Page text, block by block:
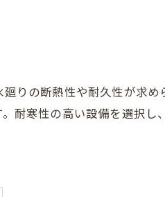
りの断熱性や耐久性が求め
耐寒性の高い設備を選択し、